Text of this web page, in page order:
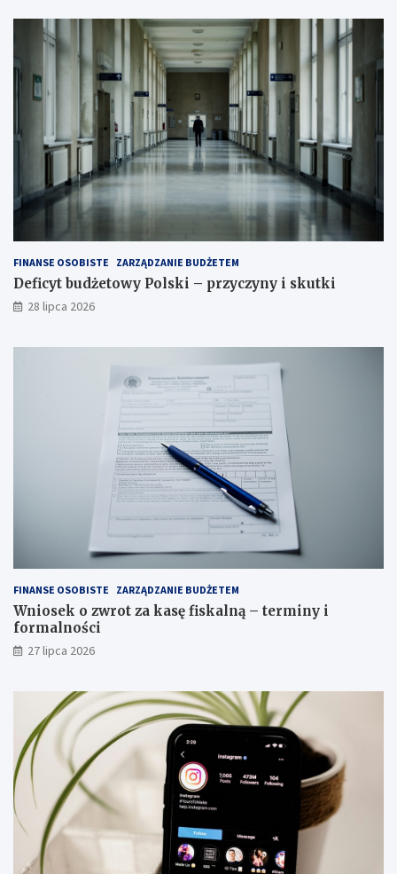
FINANSE OSOBISTE ZARZĄDZANIE BUDŻETEM
Deficyt budżetowy Polski – przyczyny i skutki
28 lipca 2026
FINANSE OSOBISTE ZARZĄDZANIE BUDŻETEM
Wniosek o zwrot za kasę fiskalną – terminy i
formalności
27 lipca 2026